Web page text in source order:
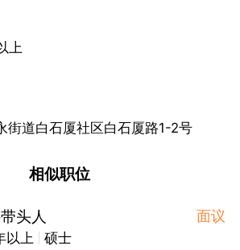
上
街道白石厦社区白石厦路1-2号
相似职位
头人 面议
以上
硕士